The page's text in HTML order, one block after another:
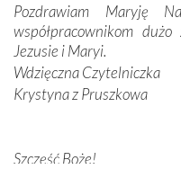
Byli tym razem pośród
każdego spośród
liczył sobie 13 lat, zaś
Całe życie marzyłem,
rozmowie.
bez obecności
Pozdrawiam Maryję
współpracownikom
Jezusie i Maryi.
Wdzięczna Czytelniczka
Krystyna z Pruszkowa
Szczęść Boże!